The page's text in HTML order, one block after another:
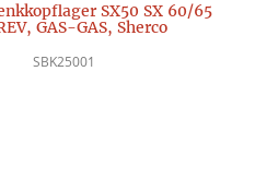
SX50 SX 60/65
GAS-GAS, Sherco
SBK25001